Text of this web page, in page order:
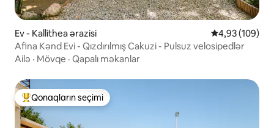
Ev - Kallithea ərazisi Ortalama
4,93 (109)
Afina Kənd Evi - Qızdırılmış Cakuzi - Pulsuz velosipedlər
Ailə · Mövqe · Qapalı məkanlar
Populyar "Qonaqların seçimi"
Qonaqların seçimi